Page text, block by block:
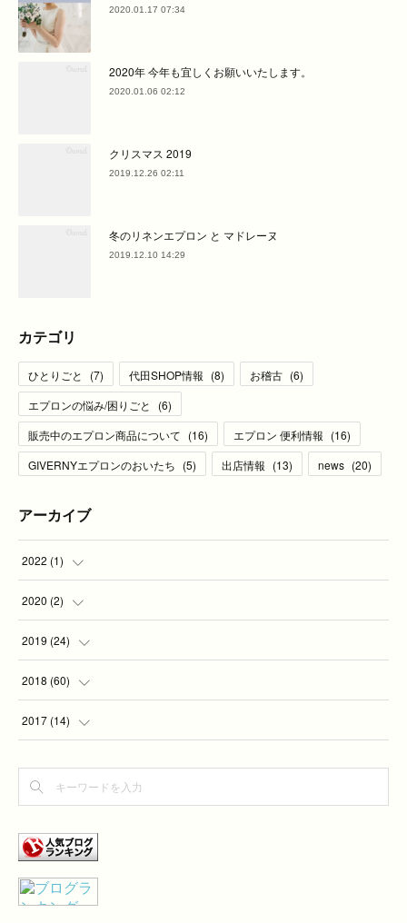
2020.01.17 07:34
2020年 今年も宜しくお願いいたします。
2020.01.06 02:12
クリスマス 2019
2019.12.26 02:11
冬のリネンエプロン と マドレーヌ
2019.12.10 14:29
カテゴリ
ひとりごと (7) 代田SHOP情報 (8) お稽古 (6)
エプロンの悩み/困りごと
(6)
販売中のエプロン商品について (16) エプロン 便利情報 (16)
GIVERNYエプロンのおいたち (5) 出店情報 (13) news (20)
アーカイブ
2022 (1)
( )
2020 (2)
(2
2019 (24)
(2
(7
(3
(2)
(1)
2018 (60)
(1
(
(1)
(9)
2017 (14)
(
(7)